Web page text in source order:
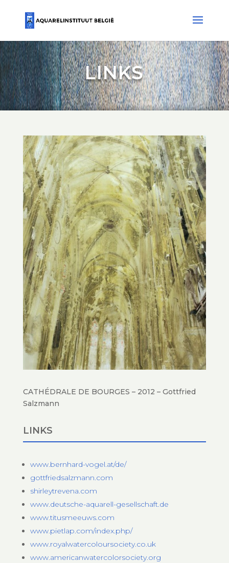
LINKS
CATHÉDRALE DE BOURGES – 2012 – Gottfried
Salzmann
LINKS
www.bernhard-vogel.at/de/
gottfriedsalzmann.com
shirleytrevena.com
www.deutsche-aquarell-gesellschaft.de
www.titusmeeuws.com
www.pietlap.com/index.php/
www.royalwatercoloursociety.co.uk
www.americanwatercolorsociety.org